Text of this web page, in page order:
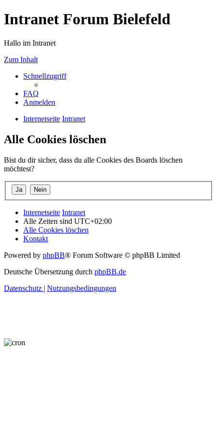
Intranet Forum Bielefeld
Hallo im Intranet
Zum Inhalt
Schnellzugriff
FAQ
Anmelden
Internetseite Intranet
Alle Cookies löschen
Bist du dir sicher, dass du alle Cookies des Boards löschen
möchtest?
Internetseite Intranet
Alle Zeiten sind UTC+02:00
Alle Cookies löschen
Kontakt
Powered by phpBB® Forum Software © phpBB Limited
Deutsche Übersetzung durch phpBB.de
Datenschutz | Nutzungsbedingungen